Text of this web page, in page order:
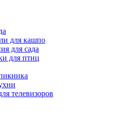
для кашпо
для сада
для птиц
телевизоров